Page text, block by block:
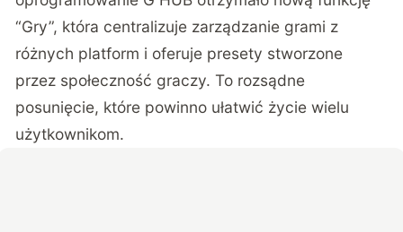
“Gry”, która centralizuje zarządzanie grami z
różnych platform i oferuje presety stworzone
przez społeczność graczy. To rozsądne
posunięcie, które powinno ułatwić życie wielu
użytkownikom.